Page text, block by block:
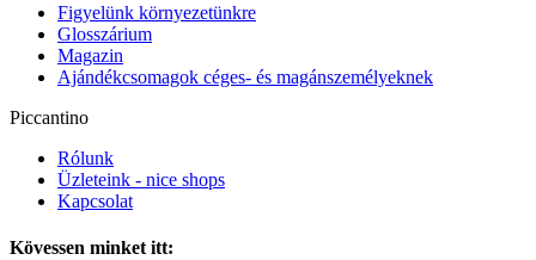
Figyelünk környezetünkre
Glosszárium
Magazin
Ajándékcsomagok céges- és magánszemélyeknek
Piccantino
Rólunk
Üzleteink - nice shops
Kapcsolat
Kövessen minket itt: